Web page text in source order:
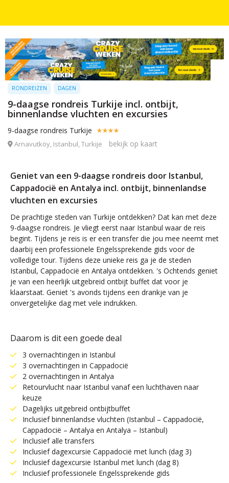
RONDREIZEN DAGEN
9-daagse rondreis Turkije incl. ontbijt,
binnenlandse vluchten en excursies
9-daagse rondreis Turkije
Arnavutköy, Istanbul, Turkije bekijk op kaart
Geniet van een 9-daagse rondreis door Istanbul,
Cappadocië en Antalya incl. ontbijt, binnenlandse
vluchten en excursies
De prachtige steden van Turkije ontdekken? Dat kan met deze
9-daagse rondreis. Je vliegt eerst naar Istanbul waar de reis
begint. Tijdens je reis is er een transfer die jou mee neemt met
daarbij een professionele Engelssprekende gids voor de
volledige tour. Tijdens deze unieke reis ga je de steden
Istanbul, Cappadocië en Antalya ontdekken. 's Ochtends geniet
je van een heerlijk uitgebreid ontbijt buffet dat voor je
klaarstaat. Geniet 's avonds tijdens een drankje van je
onvergetelijke dag met vele indrukken.
Daarom is dit een goede deal
3 overnachtingen in Istanbul
3 overnachtingen in Cappadocië
2 overnachtingen in Antalya
Retourvlucht naar Istanbul vanaf een luchthaven naar
keuze
Dagelijks uitgebreid ontbijtbuffet
Inclusief binnenlandse vluchten (Istanbul – Cappadocië,
Cappadocië – Antalya en Antalya – Istanbul)
Inclusief alle transfers
Inclusief dagexcursie Cappadocië met lunch (dag 3)
Inclusief dagexcursie Istanbul met lunch (dag 8)
Inclusief professionele Engelssprekende gids